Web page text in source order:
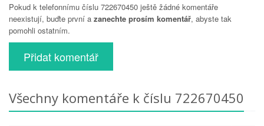
Pokud k telefonnímu číslu 722670450 ještě žádné komentáře
neexistují, buďte první a zanechte prosím komentář, abyste tak
pomohli ostatním.
Přidat komentář
Všechny komentáře k číslu 722670450